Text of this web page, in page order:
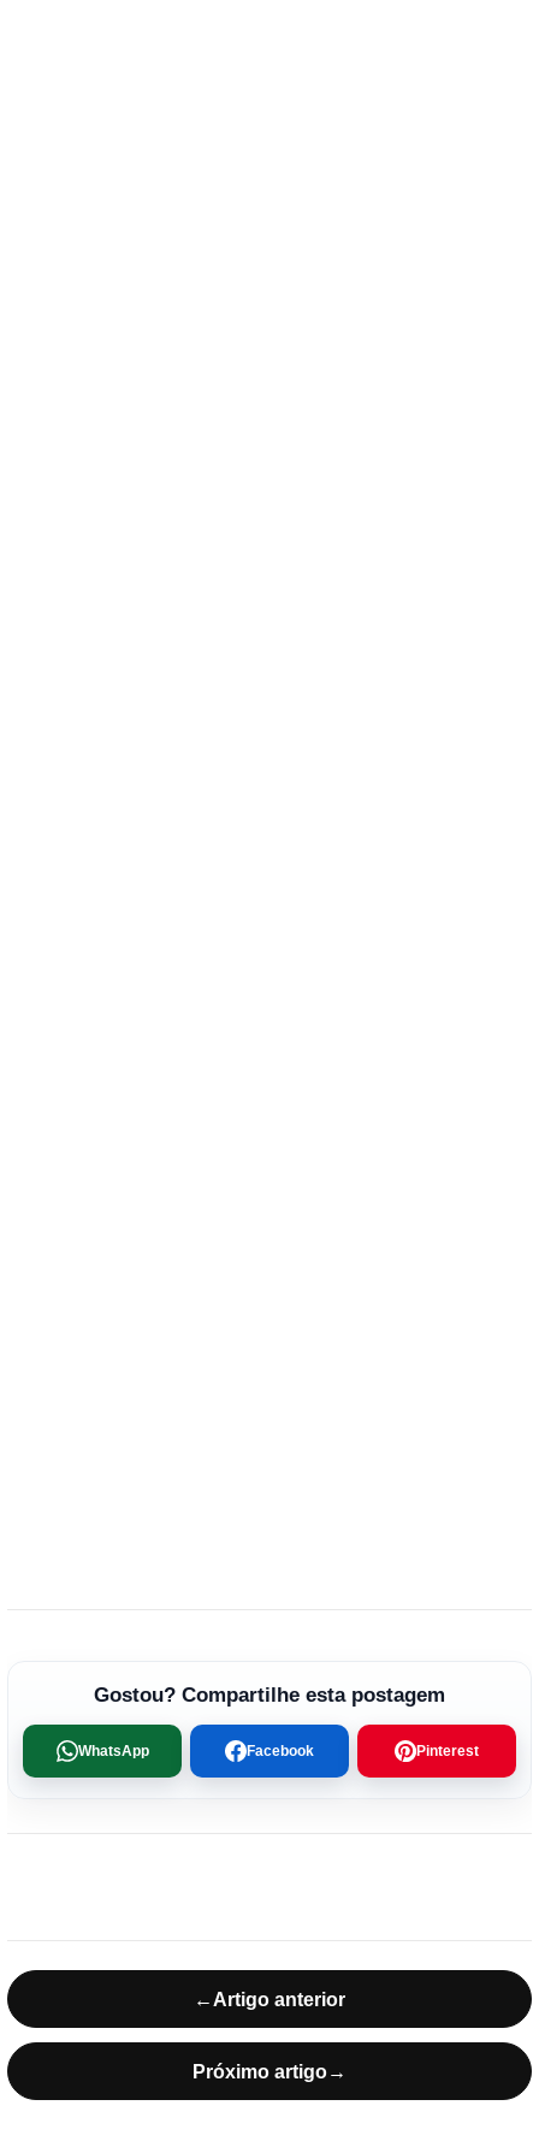
Gostou? Compartilhe esta postagem
WhatsApp Facebook Pinterest
← Artigo anterior
Próximo artigo→